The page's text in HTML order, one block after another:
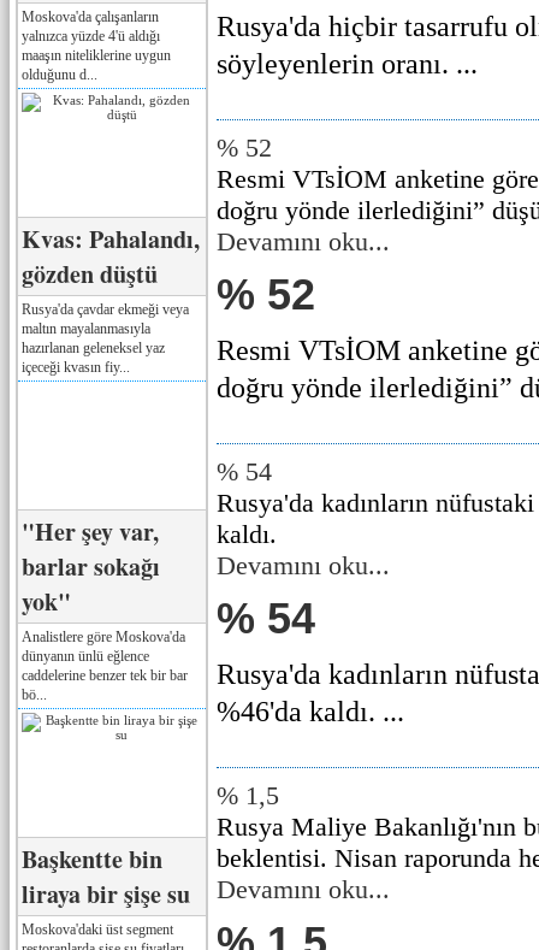
Moskova'da çalışanların
yalnızca yüzde 4'ü aldığı
maaşın niteliklerine uygun
olduğunu d...
Kvas: Pahalandı,
gözden düştü
Rusya'da çavdar ekmeği veya
maltın mayalanmasıyla
hazırlanan geleneksel yaz
içeceği kvasın fiy...
"Her şey var,
barlar sokağı
yok"
Analistlere göre Moskova'da
dünyanın ünlü eğlence
caddelerine benzer tek bir bar
bö...
Başkentte bin
liraya bir şişe su
Moskova'daki üst segment
Rusya'da hiçbir tasarrufu
söyleyenlerin oranı. ...
% 52
Resmi VTsİOM anketine
doğru yönde ilerlediğini”
Devamını oku...
% 52
Resmi VTsİOM anketine
doğru yönde ilerlediğini”
% 54
Rusya'da kadınların
kaldı.
Devamını oku...
% 54
Rusya'da kadınların
%46'da kaldı. ...
% 1,5
Rusya Maliye Bakanlığı'nın
beklentisi. Nisan raporunda
Devamını oku...